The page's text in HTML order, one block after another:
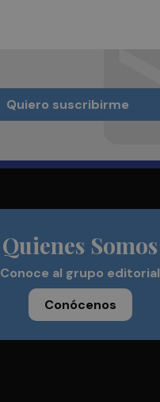
Quiero suscribirme
Quienes Somos
Conoce al grupo editorial
Conócenos